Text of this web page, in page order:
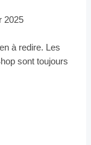
2025
à redire. Les
sont toujours